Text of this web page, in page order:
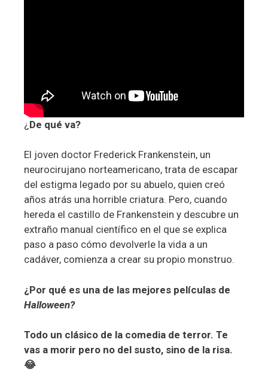
¿ De qué va?
El joven doctor Frederick Frankenstein, un
neurocirujano norteamericano, trata de escapar
del estigma legado por su abuelo, quien creó
años atrás una horrible criatura. Pero, cuando
hereda el castillo de Frankenstein y descubre un
extraño manual científico en el que se explica
paso a paso cómo devolverle la vida a un
cadáver, comienza a crear su propio monstruo.
¿Por qué es una de las mejores películas de
Halloween?
Todo un clásico de la comedia de terror. Te
vas a morir pero no del susto, sino de la risa.
😂